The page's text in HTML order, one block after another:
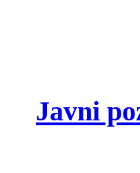
Javni